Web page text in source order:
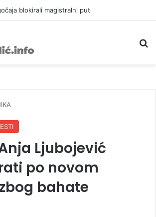
gasi vatru u selima kod Trebinja
Ljubojević
po novom
bahate